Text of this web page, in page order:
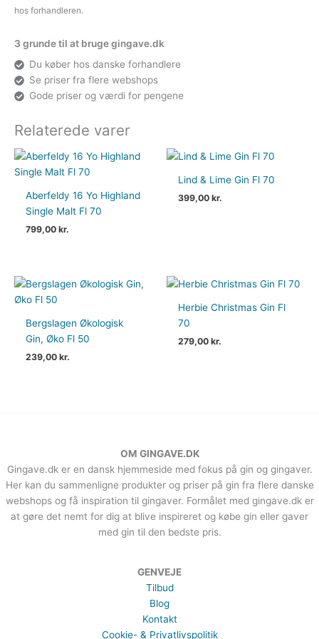
hos forhandleren.
3 grunde til at bruge gingave.dk
Du køber hos danske forhandlere
Se priser fra flere webshops
Gode priser og værdi for pengene
Relaterede varer
Aberfeldy 16 Yo Highland
Single Malt Fl 70
799,00kr.
Lind & Lime Gin Fl 70
399,00kr.
Bergslagen Økologisk
Gin, Øko Fl 50
239,00kr.
Herbie Christmas Gin Fl
70
279,00kr.
OM GINGAVE.DK
Gingave.dk er en dansk hjemmeside med fokus på gin og gingaver.
Her kan du sammenligne produkter og priser på gin fra flere danske
webshops og få inspiration til gingaver. Formålet med gingave.dk er
at gøre det nemt for dig at blive inspireret og købe gin eller gaver
med gin til den bedste pris.
GENVEJE
Tilbud
Blog
Kontakt
Cookie- & Privatlivspolitik